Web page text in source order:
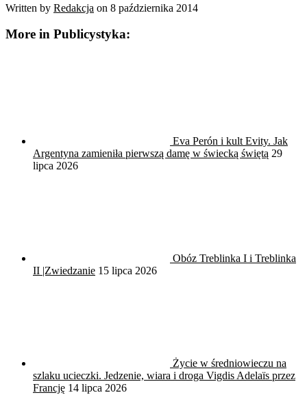
Written by Redakcja on 8 października 2014
More in Publicystyka:
Eva Perón i kult Evity. Jak
Argentyna zamieniła pierwszą damę w świecką świętą 29
lipca 2026
Obóz Treblinka I i Treblinka
II |Zwiedzanie 15 lipca 2026
Życie w średniowieczu na
szlaku ucieczki. Jedzenie, wiara i droga Vigdis Adelaïs przez
Francję 14 lipca 2026